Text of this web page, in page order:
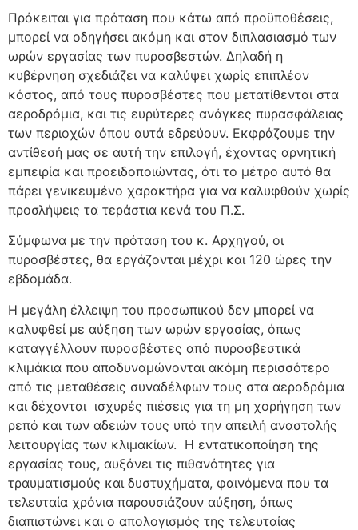
Πρόκειται για πρόταση που κάτω από προϋποθέσεις,
μπορεί να οδηγήσει ακόμη και στον διπλασιασμό των
ωρών εργασίας των πυροσβεστών. Δηλαδή η
κυβέρνηση σχεδιάζει να καλύψει χωρίς επιπλέον
κόστος, από τους πυροσβέστες που μετατίθενται στα
αεροδρόμια, και τις ευρύτερες ανάγκες πυρασφάλειας
των περιοχών όπου αυτά εδρεύουν. Εκφράζουμε την
αντίθεσή μας σε αυτή την επιλογή, έχοντας αρνητική
εμπειρία και προειδοποιώντας, ότι το μέτρο αυτό θα
πάρει γενικευμένο χαρακτήρα για να καλυφθούν χωρίς
προσλήψεις τα τεράστια κενά του Π.Σ.
Σύμφωνα με την πρόταση του κ. Αρχηγού, οι
πυροσβέστες, θα εργάζονται μέχρι και 120 ώρες την
εβδομάδα.
Η μεγάλη έλλειψη του προσωπικού δεν μπορεί να
καλυφθεί με αύξηση των ωρών εργασίας, όπως
καταγγέλλουν πυροσβέστες από πυροσβεστικά
κλιμάκια που αποδυναμώνονται ακόμη περισσότερο
από τις μεταθέσεις συναδέλφων τους στα αεροδρόμια
και δέχονται ισχυρές πιέσεις για τη μη χορήγηση των
ρεπό και των αδειών τους υπό την απειλή αναστολής
λειτουργίας των κλιμακίων. Η εντατικοποίηση της
εργασίας τους, αυξάνει τις πιθανότητες για
τραυματισμούς και δυστυχήματα, φαινόμενα που τα
τελευταία χρόνια παρουσιάζουν αύξηση, όπως
διαπιστώνει και ο απολογισμός της τελευταίας